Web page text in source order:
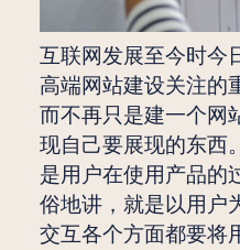
互联网发展至今时今
高端网站建设关注的
而不再只是建一个网
现自己要展现的东西。
是用户在使用产品的
俗地讲，就是以用户
交互各个方面都要将